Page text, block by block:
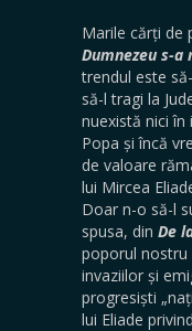
Marile cărți de
Dumnezeu s-a
trendul este
să-l tragi la
nuexistă nici în
Popa și încă
de valoare
lui Mircea
Doar n-o să-l
spusa, din De
poporul nostru
invaziilor și
progresiști
lui Eliade